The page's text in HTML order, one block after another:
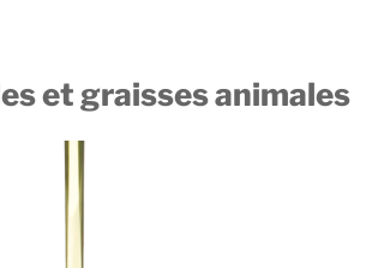
et graisses animales